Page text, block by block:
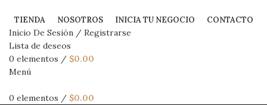
TIENDA NOSOTROS INICIA TU NEGOCIO CONTACTO
Inicio De Sesión / Registrarse
Lista de deseos
0 elementos / $0.00
Menú
0 elementos / $0.00